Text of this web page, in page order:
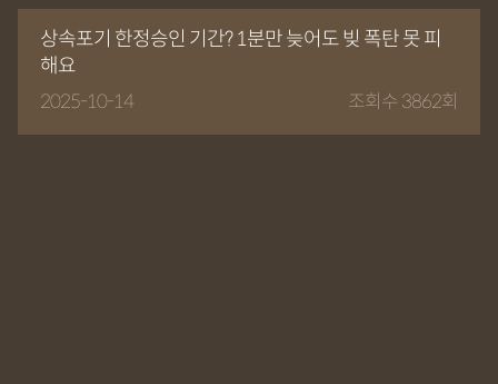
상속포기 한정승인 기간? 1분만 늦어도 빚 폭탄 못 피
해요
2025-10-14 조회수 3862회